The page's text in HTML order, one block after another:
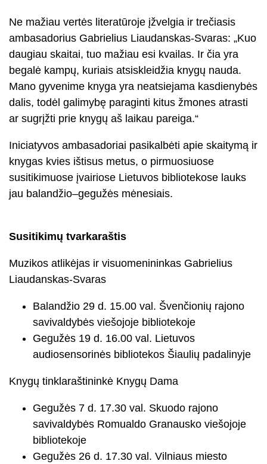
Ne mažiau vertės literatūroje įžvelgia ir trečiasis
ambasadorius Gabrielius Liaudanskas-Svaras: „Kuo
daugiau skaitai, tuo mažiau esi kvailas. Ir čia yra
begalė kampų, kuriais atsiskleidžia knygų nauda.
Mano gyvenime knyga yra neatsiejama kasdienybės
dalis, todėl galimybę paraginti kitus žmones atrasti
ar sugrįžti prie knygų aš laikau pareiga.“
Iniciatyvos ambasadoriai pasikalbėti apie skaitymą ir
knygas kvies ištisus metus, o pirmuosiuose
susitikimuose įvairiose Lietuvos bibliotekose lauks
jau balandžio–gegužės mėnesiais.
Susitikimų tvarkaraštis
Muzikos atlikėjas ir visuomenininkas Gabrielius
Liaudanskas-Svaras
Balandžio 29 d. 15.00 val. Švenčionių rajono
savivaldybės viešojoje bibliotekoje
Gegužės 19 d. 16.00 val. Lietuvos
audiosensorinės bibliotekos Šiaulių padalinyje
Knygų tinklaraštininkė Knygų Dama
Gegužės 7 d. 17.30 val. Skuodo rajono
savivaldybės Romualdo Granausko viešojoje
bibliotekoje
Gegužės 26 d. 17.30 val. Vilniaus miesto